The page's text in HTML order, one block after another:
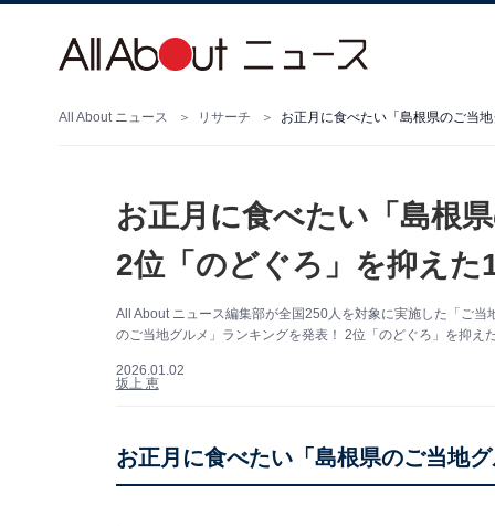
All About ニュース リサーチ
お正月に食べたい「島根
2位「のどぐろ」を抑えた
All About ニュース編集部が全国250人を対象に実施した「ご
のご当地グルメ」ランキングを発表！ 2位「のどぐろ」を抑え
2026.01.02
坂上 恵
お正月に食べたい「島根県のご当地